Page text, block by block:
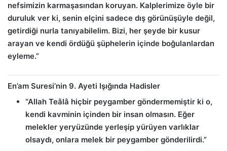
nefsimizin karmaşasından koruyan. Kalplerimize öyle bir
duruluk ver ki, senin elçini sadece dış görünüşüyle değil,
getirdiği nurla tanıyabilelim. Bizi, her şeyde bir kusur
arayan ve kendi ördüğü şüphelerin içinde boğulanlardan
eyleme.”
En’am Suresi’nin 9. Ayeti Işığında Hadisler
“Allah Teâlâ hiçbir peygamber göndermemiştir ki o,
kendi kavminin içinden bir insan olmasın. Eğer
melekler yeryüzünde yerleşip yürüyen varlıklar
olsaydı, onlara melek bir peygamber gönderilirdi.”